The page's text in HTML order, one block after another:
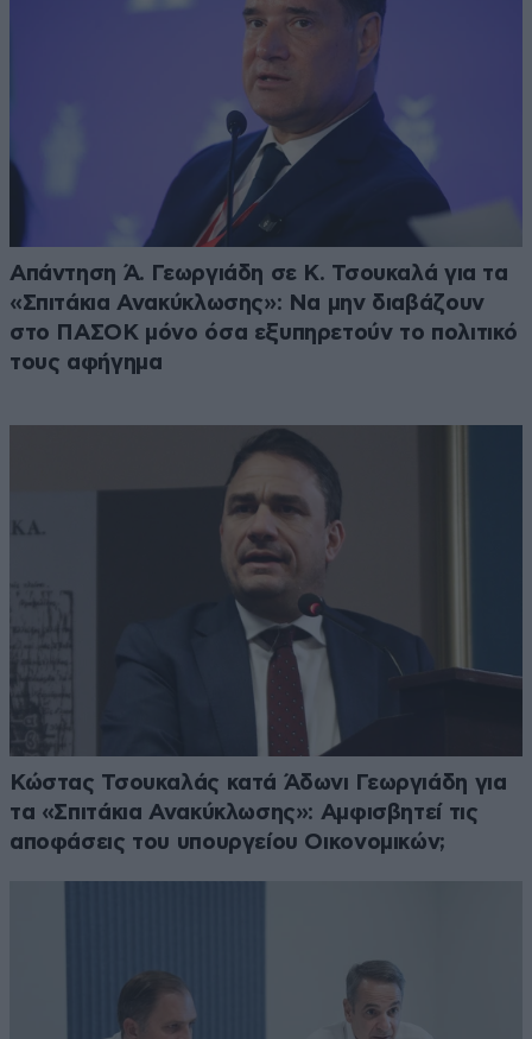
Απάντηση Ά. Γεωργιάδη σε Κ. Τσουκαλά για τα
«Σπιτάκια Ανακύκλωσης»: Να μην διαβάζουν
στο ΠΑΣΟΚ μόνο όσα εξυπηρετούν το πολιτικό
τους αφήγημα
Κώστας Τσουκαλάς κατά Άδωνι Γεωργιάδη για
τα «Σπιτάκια Ανακύκλωσης»: Αμφισβητεί τις
αποφάσεις του υπουργείου Οικονομικών;